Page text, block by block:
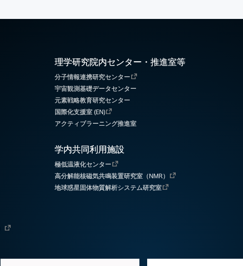
理学研究院内センター・推進室等
分子情報連携研究センター
宇宙観測基礎データセンター
元素戦略教育研究センター
国際化支援室 (EN)
アクティブラーニング推進室
学内共同利用施設
極低温液化センター
高分解能核磁気共鳴装置研究室（NMR）
地球惑星固体物質解析システム研究室